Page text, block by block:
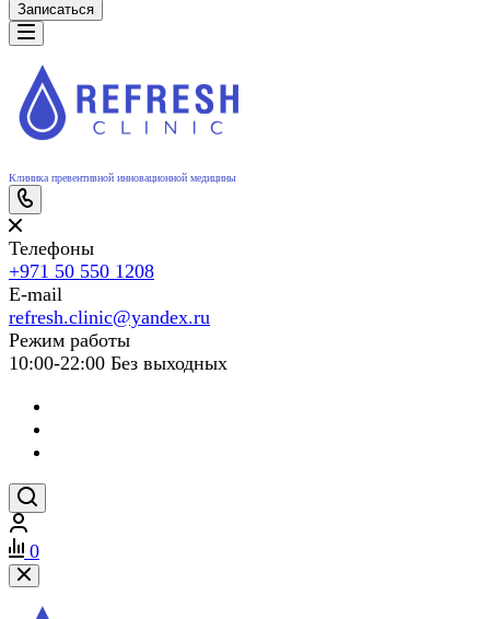
Записаться
Клиника превентивной инновационной медицины
Телефоны
+971 50 550 1208
E-mail
refresh.clinic@yandex.ru
Режим работы
10:00-22:00 Без выходных
0